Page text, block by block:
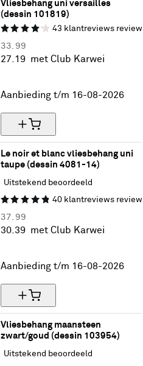
Vliesbehang uni versailles
(dessin 101819)
43 klantreviews
33. 99
27. 19 met Club Karwei
Aanbieding t/m 16-08-2026
Le noir et blanc vliesbehang uni
taupe (dessin 4081-14)
Uitstekend beoordeeld
40 klantreviews
37. 99
30. 39 met Club Karwei
Aanbieding t/m 16-08-2026
Vliesbehang maansteen
zwart/goud (dessin 103954)
Uitstekend beoordeeld